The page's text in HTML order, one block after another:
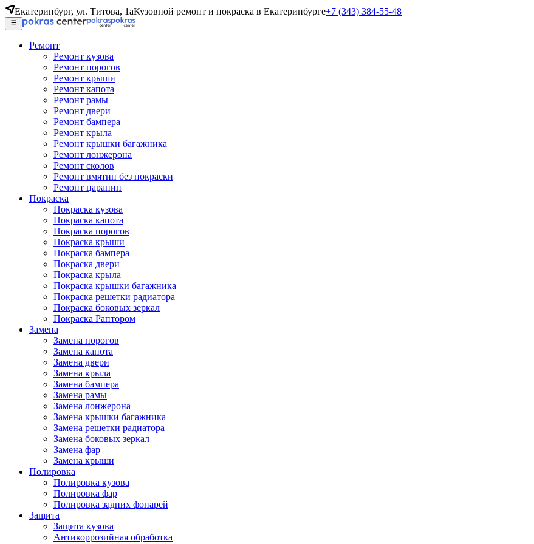
Екатеринбург, ул. Титова, 1аКузовной ремонт и покраска в Екатеринбурге+7 (343) 384-55-48
Ремонт
Ремонт кузова
Ремонт порогов
Ремонт крыши
Ремонт капота
Ремонт рамы
Ремонт двери
Ремонт бампера
Ремонт крыла
Ремонт крышки багажника
Ремонт лонжерона
Ремонт сколов
Ремонт вмятин без покраски
Ремонт царапин
Покраска
Покраска кузова
Покраска капота
Покраска порогов
Покраска крыши
Покраска бампера
Покраска двери
Покраска крыла
Покраска крышки багажника
Покраска решетки радиатора
Покраска боковых зеркал
Покраска Раптором
Замена
Замена порогов
Замена капота
Замена двери
Замена крыла
Замена бампера
Замена рамы
Замена лонжерона
Замена крышки багажника
Замена решетки радиатора
Замена боковых зеркал
Замена фар
Замена крыши
Полировка
Полировка кузова
Полировка фар
Полировка задних фонарей
Защита
Защита кузова
Антикоррозийная обработка